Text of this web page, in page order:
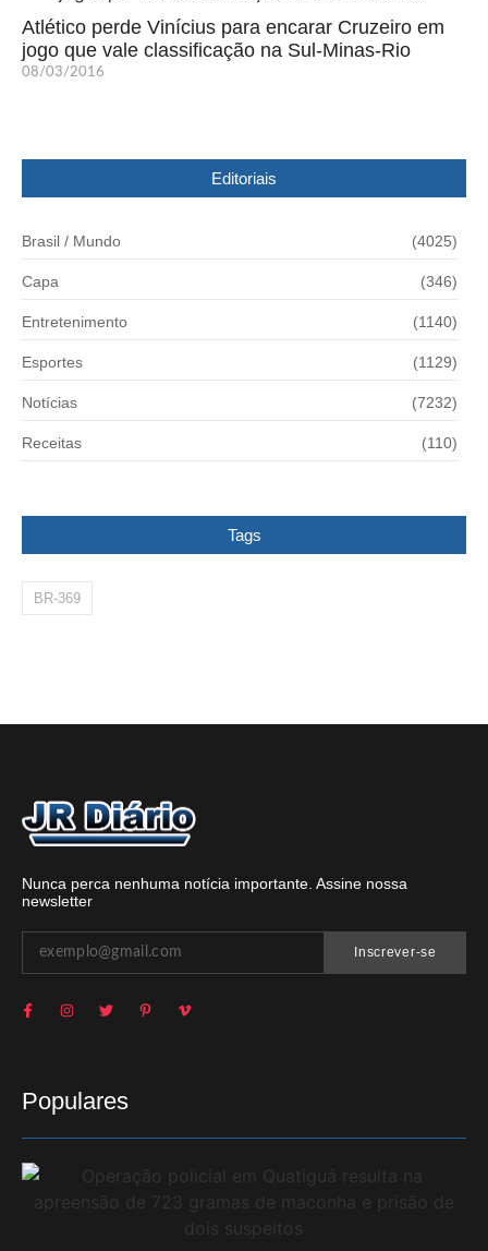
Atlético perde Vinícius para encarar Cruzeiro em
jogo que vale classificação na Sul-Minas-Rio
08/03/2016
Editoriais
Brasil / Mundo (4025)
Capa (346)
Entretenimento (1140)
Esportes (1129)
Notícias (7232)
Receitas (110)
Tags
BR-369
Nunca perca nenhuma notícia importante. Assine nossa
newsletter
Inscrever-se
Populares